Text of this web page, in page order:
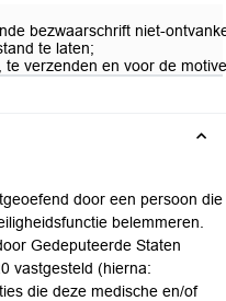
bezwaarschrift niet-
te laten;
verzenden en voor de
door een persoon die
belemmeren.
Gedeputeerde Staten
vastgesteld (hierna:
die deze medische en/of